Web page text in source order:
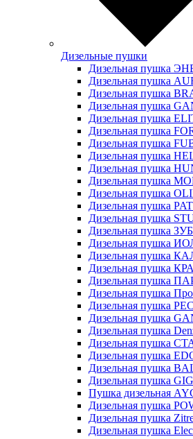
Дизельные пушки
Дизельная пушка
Дизельная пушка
Дизельная пушка
Дизельная пушка
Дизельная пушка
Дизельная пушка
Дизельная пушка
Дизельная пушка
Дизельная пушка
Дизельная пушка
Дизельная пушка
Дизельная пушка
Дизельная пушка
Дизельная пушка
Дизельная пушка
Дизельная пушка
Дизельная пушка
Дизельная пушка
Дизельная пушка
Дизельная пушка
Дизельная пушка
Дизельная пушка
Дизельная пушка
Дизельная пушка
Дизельная пушка
Дизельная пушка
Пушка дизельная
Дизельная пушка
Дизельная пушка
Дизельная пушка